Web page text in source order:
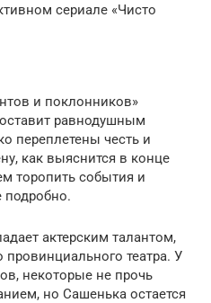
сериале «Чисто
и поклонников»
равнодушным
переплетены честь и
как выяснится в конце
торопить события и
подробно.
актерским талантом,
провинциального театра. У
некоторые не прочь
но Сашенька остается